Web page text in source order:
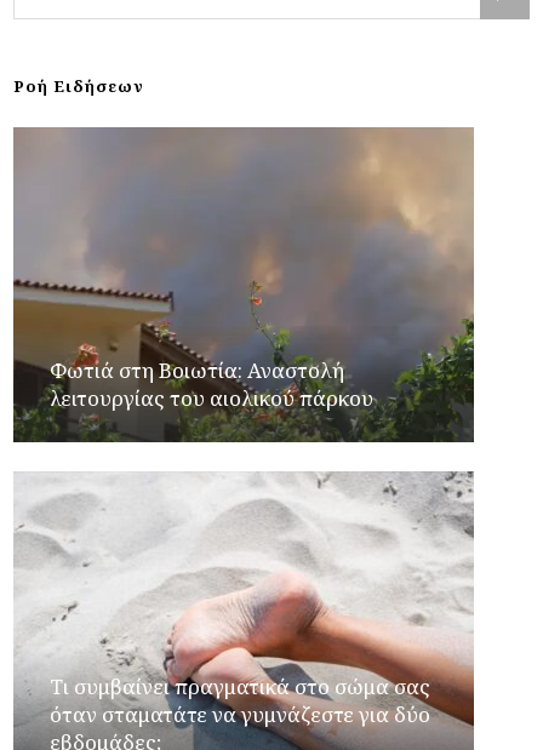
Ροή Ειδήσεων
Φωτιά στη Βοιωτία: Αναστολή
λειτουργίας του αιολικού πάρκου
Τι συμβαίνει πραγματικά στο σώμα σας
όταν σταματάτε να γυμνάζεστε για δύο
εβδομάδες;